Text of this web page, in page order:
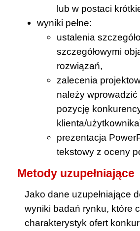
lub w postaci
wyniki pełne:
ustalenia
szczegółowymi
rozwiązań,
zalecenia
należy
pozycję
klienta/
prezentacja
tekstowy z oceny
Metody uzupełniające
Jako dane uzupełniające
wyniki badań rynku, które
charakterystyk ofert